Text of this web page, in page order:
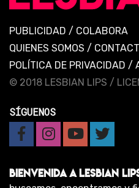
PUBLICIDAD / COLABORA
QUIENES SOMOS /
POLÍTICA DE PRIVACIDAD /
© 2018 LESBIAN LIPS /
SÍGUENOS
BIENVENIDA A LESBIAN